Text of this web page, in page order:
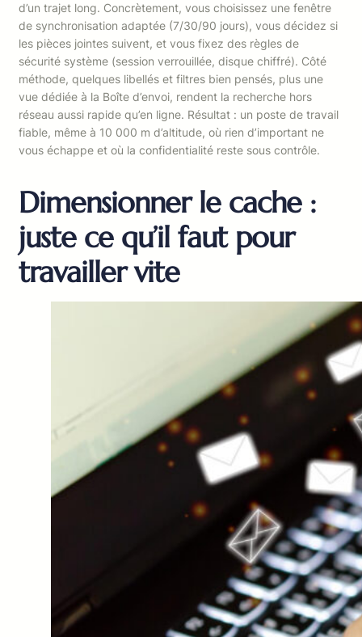
d’un trajet long. Concrètement, vous choisissez une fenêtre
de synchronisation adaptée (7/30/90 jours), vous décidez si
les pièces jointes suivent, et vous fixez des règles de
sécurité système (session verrouillée, disque chiffré). Côté
méthode, quelques libellés et filtres bien pensés, plus une
vue dédiée à la Boîte d’envoi, rendent la recherche hors
réseau aussi rapide qu’en ligne. Résultat : un poste de travail
fiable, même à 10 000 m d’altitude, où rien d’important ne
vous échappe et où la confidentialité reste sous contrôle.
Dimensionner le cache :
juste ce qu’il faut pour
travailler vite